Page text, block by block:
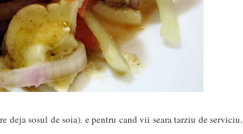
deja sosul de soia). e pentru cand vii seara tarziu de serviciu.